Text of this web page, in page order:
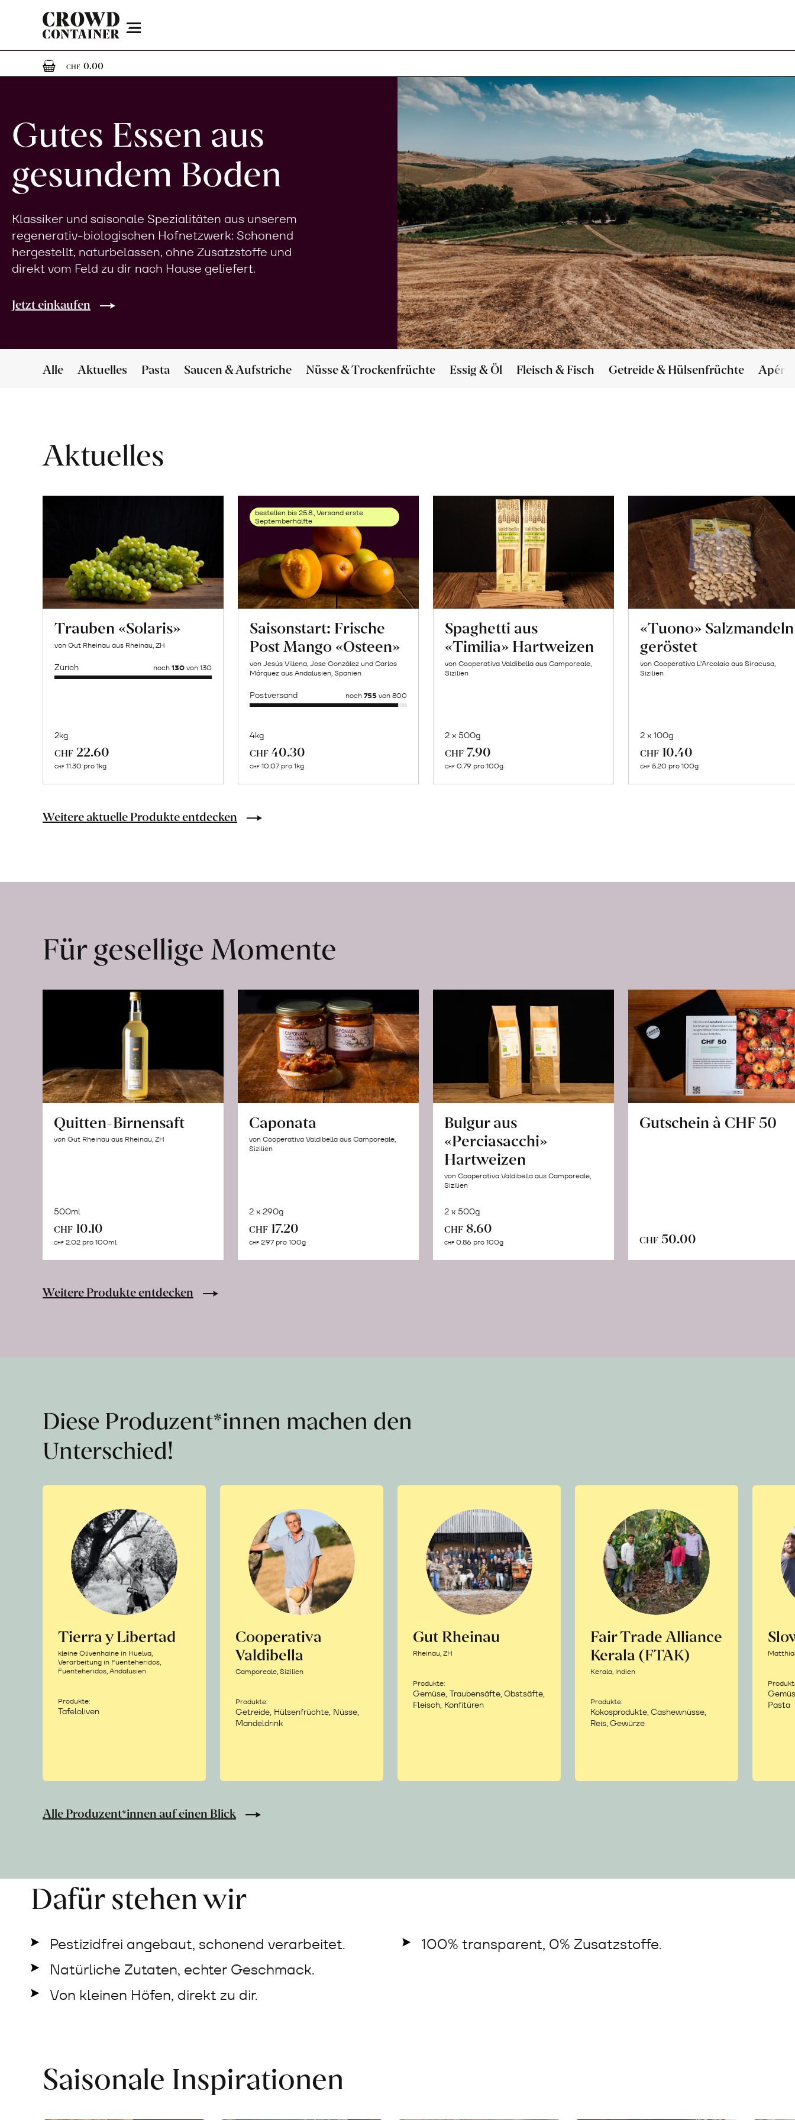
Menu
CHF 0.000 Artikel im Warenkorb
Gutes Essen aus
gesundem Boden
Klassiker und saisonale Spezialitäten aus unserem
regenerativ-biologischen Hofnetzwerk: Schonend
hergestellt, naturbelassen, ohne Zusatzstoffe und
direkt vom Feld zu dir nach Hause geliefert.
Jetzt einkaufen
Alle Aktuelles Pasta Saucen & Aufstriche Nüsse & Trockenfrüchte Essig & Öl Fleisch & Fisch Getreide & Hülsenfrüchte Apéro
Aktuelles
Trauben «Solaris»
von Gut Rheinau aus Rheinau, ZH
Zürich noch 130von 130
2kg
CHF 22.60
CHF 11.30 pro 1kg
Makrelenfilets
Olivenöl
bestellen bis 25.8., Versand erste
Septemberhälfte
Saisonstart: Frische
Post Mango «Osteen»
von Jesús Villena, Jose González und Carlos
Márquez aus Andalusien, Spanien
Postversand noch 755von 800
4kg
CHF 40.30
CHF 10.07 pro 1kg
Makrelenfilets
Spaghetti aus
«Timilia» Hartweizen
von Cooperativa Valdibella aus Camporeale,
Sizilien
2 x 500g
CHF 7.90
CHF 0.79 pro 100g
«Tuono» Salzmandeln
geröstet
von Cooperativa L’Arcolaio aus Siracusa,
Sizilien
2 x 100g
CHF 10.40
CHF 5.20 pro 100g
Weitere aktuelle Produkte entdecken
Für gesellige Momente
Quitten-Birnensaft
von Gut Rheinau aus Rheinau, ZH
500ml
CHF 10.10
CHF 2.02 pro 100ml
Caponata
von Cooperativa Valdibella aus Camporeale,
Sizilien
2 x 290g
CHF 17.20
CHF 2.97 pro 100g
Bulgur aus
«Perciasacchi»
Hartweizen
von Cooperativa Valdibella aus Camporeale,
Sizilien
2 x 500g
CHF 8.60
CHF 0.86 pro 100g
Gutschein à CHF 50
CHF 50.00
Warenkorb
Weitere Produkte entdecken
Diese Produzent*innen machen den
Unterschied!
Tierra y Libertad
kleine Olivenhaine in Huelva,
Verarbeitung in Fuenteheridos,
Fuenteheridos, Andalusien
Produkte:
Tafeloliven
Cooperativa
Valdibella
Camporeale, Sizilien
Produkte:
Getreide, Hülsenfrüchte, Nüsse,
Mandeldrink
Gut Rheinau
Rheinau, ZH
Produkte:
Gemüse, Traubensäfte, Obstsäfte,
Fleisch, Konfitüren
Fair Trade Alliance
Kerala (FTAK)
Kerala, Indien
Produkte:
Kokosprodukte, Cashewnüsse,
Reis, Gewürze
Pasta
Alle Produzent*innen auf einen Blick
Dafür stehen wir
Pestizidfrei angebaut, schonend verarbeitet.
Natürliche Zutaten, echter Geschmack.
Von kleinen Höfen, direkt zu dir.
100% transparent, 0% Zusatzstoffe.
Saisonale Inspirationen